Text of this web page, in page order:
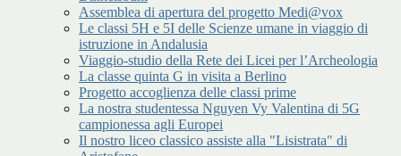
Assemblea di apertura del progetto Medi@vox
Le classi 5H e 5I delle Scienze umane in viaggio di
istruzione in Andalusia
Viaggio-studio della Rete dei Licei per l’Archeologia
La classe quinta G in visita a Berlino
Progetto accoglienza delle classi prime
La nostra studentessa Nguyen Vy Valentina di 5G
campionessa agli Europei
Il nostro liceo classico assiste alla "Lisistrata" di